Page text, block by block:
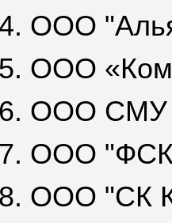
ООО
ООО
ООО СМУ
ООО
ООО "СК